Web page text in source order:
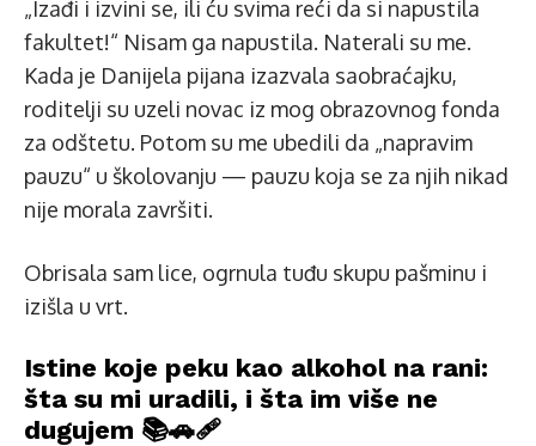
„Izađi i izvini se, ili ću svima reći da si napustila
fakultet!“ Nisam ga napustila. Naterali su me.
Kada je Danijela pijana izazvala saobraćajku,
roditelji su uzeli novac iz mog obrazovnog fonda
za odštetu. Potom su me ubedili da „napravim
pauzu“ u školovanju — pauzu koja se za njih nikad
nije morala završiti.
Obrisala sam lice, ogrnula tuđu skupu pašminu i
izišla u vrt.
Istine koje peku kao alkohol na rani:
šta su mi uradili, i šta im više ne
dugujem 📚🚗🩹